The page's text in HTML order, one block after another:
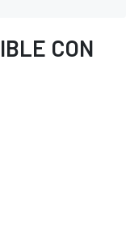
CON